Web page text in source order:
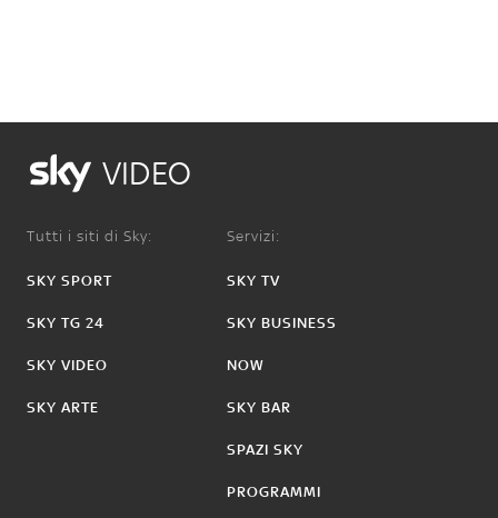
VIDEO
Tutti i siti di Sky:
SKY SPORT
SKY TG 24
SKY VIDEO
SKY ARTE
Servizi:
SKY TV
SKY BUSINESS
NOW
SKY BAR
SPAZI SKY
PROGRAMMI